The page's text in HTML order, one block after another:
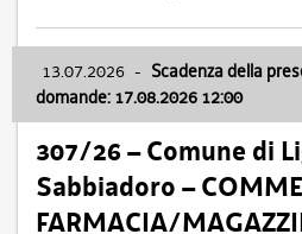
13.07.2026 - Scadenza della
domande: 17.08.2026 12:00
307/26 – Comune di
Sabbiadoro –
FARMACIA/